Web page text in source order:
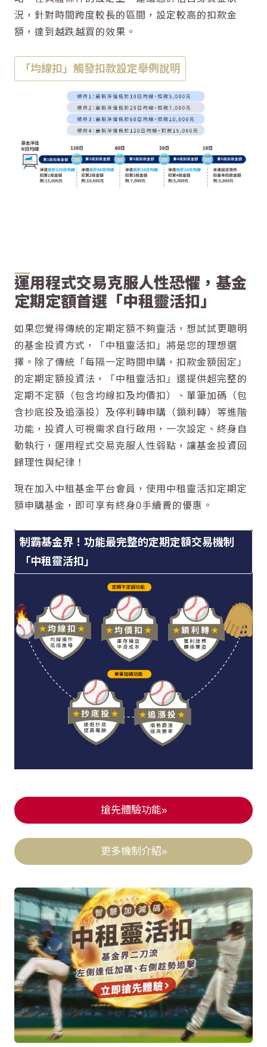
況，針對時間跨度較長的區間，設定較高的扣款金
額，達到越跌越買的效果。
「均線扣」觸發扣款設定舉例說明
運用程式交易克服人性恐懼，基金
定期定額首選「中租靈活扣」
如果您覺得傳統的定期定額不夠靈活，想試試更聰明
的基金投資方式，「中租靈活扣」將是您的理想選
擇。除了傳統「每隔一定時間申購，扣款金額固定」
的定期定額投資法，「中租靈活扣」還提供超完整的
定期不定額（包含均線扣及均價扣）、單筆加碼（包
含抄底投及追漲投）及停利轉申購（鎖利轉）等進階
功能，投資人可視需求自行啟用，一次設定、終身自
動執行，運用程式交易克服人性弱點，讓基金投資回
歸理性與紀律！
現在加入中租基金平台會員，使用中租靈活扣定期定
額申購基金，即可享有終身0手續費的優惠。
制霸基金界！功能最完整的定期定額交易機制
「中租靈活扣」
搶先體驗功能»
更多機制介紹»